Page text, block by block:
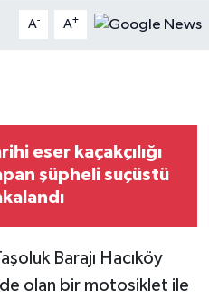
A- A+
eser kaçakçılığı
şüpheli suçüstü
Barajı Hacıköy
olan bir motosiklet ile